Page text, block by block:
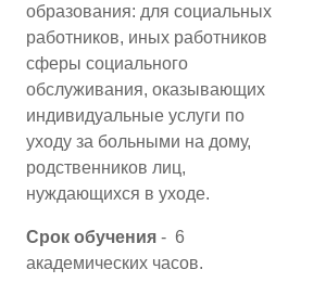
образования: для социальных
работников, иных работников
сферы социального
обслуживания, оказывающих
индивидуальные услуги по
уходу за больными на дому,
родственников лиц,
нуждающихся в уходе.
Срок обучения - 6
академических часов.